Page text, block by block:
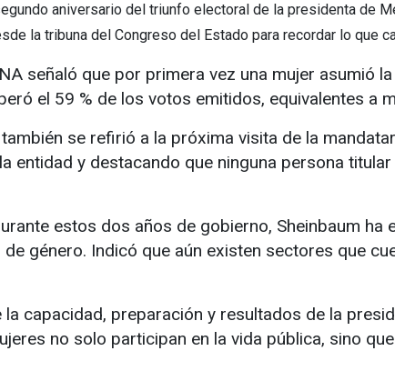
aniversario del triunfo electoral de la presidenta de
la tribuna del Congreso del Estado para recordar lo que
señaló que por primera vez una mujer asumió
el 59 % de los votos emitidos, equivalentes a
se refirió a la próxima visita de la
entidad y destacando que ninguna persona
estos dos años de gobierno, Sheinbaum
género. Indicó que aún existen sectores que
capacidad, preparación y resultados de la
no solo participan en la vida pública, sino